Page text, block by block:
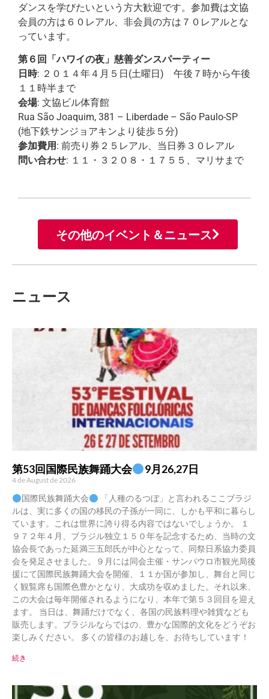
ダンスを学びたいという方大歓迎です。参加費は文協
会員の方は６０レアル、非会員の方は７０レアルとな
っています。
第６回「ハワイの夜」慈善ダンスパーティー
日時: ２０１４年４月５日(土曜日) 午後７時から午後
１１時半まで
会場: 文協ビル体育館
Rua São Joaquim, 381 – Liberdade – São Paulo-SP
(地下鉄サンジョアキンより徒歩５分)
参加費用 : 前売り券２５レアル、当日券３０レアル
問い合わせ: １１・３２０８・１７５５、マリサまで
その他のイベント＆ニュース
ニュース
第53回国際民族舞踊大会 9月26,27日
4 de August de 2026
国際民族舞踊大会
「人種のるつぼ」と言われるここブラジ
ルは、実に多くの国の移民の子孫が一同に、しかも平和に暮らし
ています。これは世界に誇り得る内容ではないでしょうか。 １
９７２年４月、ブラジル独立１５０年を記念するため、当時の文
協会長であった延満三五郎氏が中心となって、同祭日系協力委員
会を発足させました。９月には同会主催・サンパウロ市観光局後
援にて国際民族舞踊大会を開催、１１か国が参加し、舞台と同じ
く観覧席も国際色豊かとなり、大成功を収めました。それ以来、
この大会は毎年開催されるようになり、本年で第５３回目を迎え
ます。 当日は、舞踊だけでなく、各国の民族料理や雑貨なども
販売します。ブラジルならではの、豊かな国際的文化をどうぞお
楽しみください。 多くの皆様のお越しを、お待ちしています！
続き